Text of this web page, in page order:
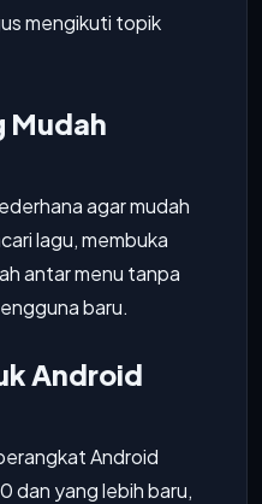
mengikuti topik
Mudah
agar mudah
lagu, membuka
antar menu tanpa
baru.
Android
Android
dan yang lebih baru,